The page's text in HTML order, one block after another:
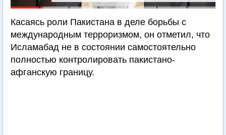
Касаясь роли Пакистана в деле борьбы с
международным терроризмом, он отметил, что
Исламабад не в состоянии самостоятельно
полностью контролировать пакистано-
афганскую границу.